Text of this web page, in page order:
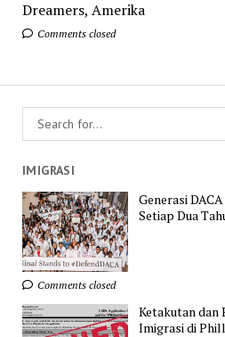
Dreamers, Amerika
Comments closed
IMIGRASI
Generasi
Setiap Dua
Comments closed
Ketakutan dan
Imigrasi di